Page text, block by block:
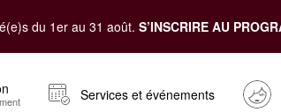
du 1er au 31 août. S’INSCRIRE AU
Services et événements